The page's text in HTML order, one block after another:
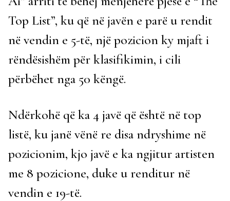
Top List”, ku që në javën e parë u rendit
në vendin e 5-të, një pozicion ky mjaft i
rëndësishëm për klasifikimin, i cili
përbëhet nga 50 këngë.
Ndërkohë që ka 4 javë që është në top
listë, ku janë vënë re disa ndryshime në
pozicionim, kjo javë e ka ngjitur artisten
me 8 pozicione, duke u renditur në
vendin e 19-të.